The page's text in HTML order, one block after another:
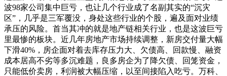
波98家公司集中巨亏，也让几个行业成了名副其实的“沉灾
区”，几乎是三军覆没，身处这些行业的个股，遍及面对业绩
承压的风险。首当其冲的就是地产链相关行业，也是这波巨亏
里最惨的板块。近几年房地产市场持续调整，新房交付量大幅
下滑40%，房企面对着去库存压力大、欠债高、回款慢、融资
成本居高不劣等多沉难题，良多房企为了降欠债、回笼资金，
只能低价卖房，利润被大幅压缩，以至间接陷入吃亏。万科、